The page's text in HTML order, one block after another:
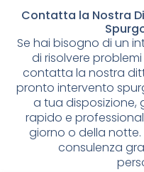
Contatta la Nostra
Se hai bisogno di un
di risolvere
contatta la nostra
pronto intervento
a tua disposizione,
rapido e
giorno o della
consulenza